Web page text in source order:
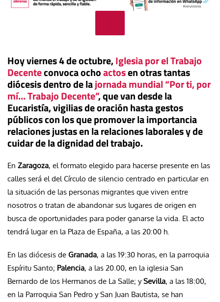
Hoy viernes 4 de octubre,Iglesia por el Trabajo
Decenteconvoca ochoactosen otras tantas
diócesis dentro de lajornada mundial “Por ti, por
mí… Trabajo Decente”, que van desde la
Eucaristía, vigilias de oración hasta gestos
públicos con los que promover la importancia
relaciones justas en la relaciones laborales y de
cuidar de la dignidad del trabajo.
En Zaragoza, el formato elegido para hacerse presente en las
calles será el del Círculo de silencio centrado en particular en
la situación de las personas migrantes que viven entre
nosotros o tratan de abandonar sus lugares de origen en
busca de oportunidades para poder ganarse la vida. El acto
tendrá lugar en la Plaza de España, a las 20:00 h.
En las diócesis de Granada, a las 19:30 horas, en la parroquia
Espíritu Santo; Palencia, a las 20.00, en la iglesia San
Bernardo de los Hermanos de La Salle; ySevilla, a las 18:00,
en la Parroquia San Pedro y San Juan Bautista, se han